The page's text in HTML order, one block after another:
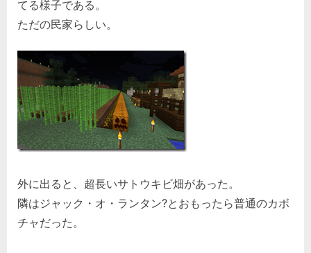
てる様子である。
ただの民家らしい。
外に出ると、超長いサトウキビ畑があった。
隣はジャック・オ・ランタン?とおもったら普通のカボ
チャだった。